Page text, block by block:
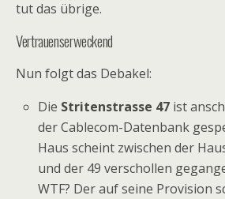
tut das übrige.
Vertrauenserweckend
Nun folgt das Debakel:
Die Stritenstrasse 47 ist
der Cablecom-Datenbank
Haus scheint zwischen der
und der 49 verschollen
WTF? Der auf seine Provision